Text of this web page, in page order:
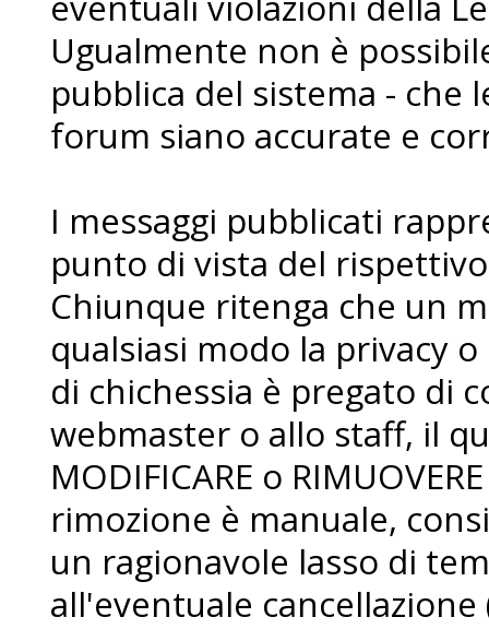
Ugualmente non è
pubblica del sistema -
forum siano accurate e
I messaggi pubblicati
punto di vista del
Chiunque ritenga che un
qualsiasi modo la privacy
di chichessia è pregato di
webmaster o allo staff, il
MODIFICARE o
rimozione è manuale,
un ragionavole lasso di
all'eventuale cancellazione